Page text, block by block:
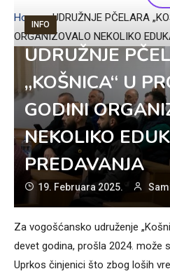
Home»UDRUŽNJE PČELARA
ORGANIZOVALO NEKOLIKO
INFO
UDRUŽNJE
„KOŠNICA“ U
GODINI
NEKOLIKO
PREDAVANJA
19. Februara 2025.
Za vogošćansko udruženje
devet godina, prošla 2024. može
Uprkos činjenici što zbog loših